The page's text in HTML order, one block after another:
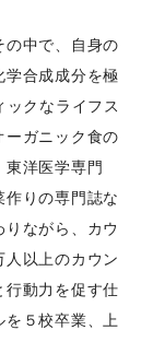
の中で、自身の
学合成成分を極
ックなライフス
ーガニック食の
東洋医学専門
作りの専門誌な
ながら、カウ
人以上のカウン
行動力を促す仕
を５校卒業、上